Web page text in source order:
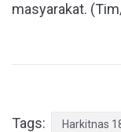
masyarakat.
Tags: Harkitnas